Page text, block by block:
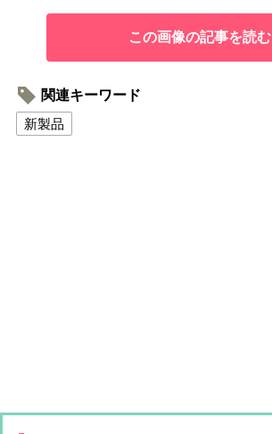
この画像の記事を読む
関連キーワード
新製品